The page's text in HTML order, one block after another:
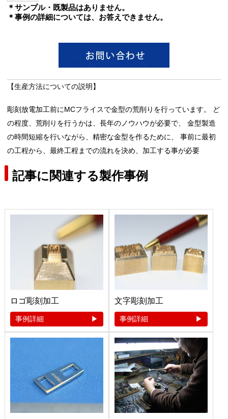
＊サンプル・既製品はありません。
＊事例の詳細については、お答えできません。
【生産方法についての説明】
彫刻放電加工前にMCフライスで金型の荒削りを行っています。 ど
の程度、荒削りを行うかは、長年のノウハウが必要で、 金型製造
の時間短縮を行いながら、精密な金型を作るために、 事前に最初
の工程から、最終工程までの流れを決め、加工する事が必要
記事に関連する製作事例
ロゴ彫刻加工
事例詳細
文字彫刻加工
事例詳細